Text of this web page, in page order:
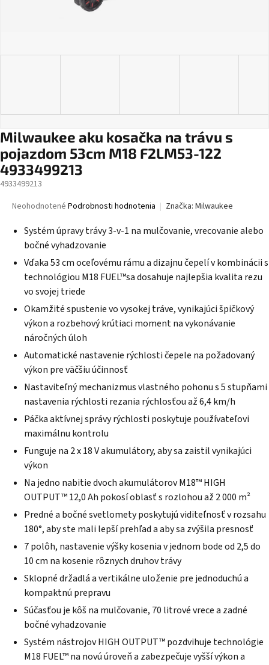
Milwaukee aku kosačka na trávu s
pojazdom 53cm M18 F2LM53-122
4933499213
4933499213
Priemerné
produktu
z
hviezdičiek.
Neohodnotené Podrobnosti hodnotenia Značka: Milwaukee
Systém úpravy trávy 3-v-1 na mulčovanie, vrecovanie alebo
bočné vyhadzovanie
Vďaka 53 cm oceľovému rámu a dizajnu čepelí v kombinácii s
technológiou M18 FUEL™sa dosahuje najlepšia kvalita rezu
vo svojej triede
Okamžité spustenie vo vysokej tráve, vynikajúci špičkový
výkon a rozbehový krútiaci moment na vykonávanie
náročných úloh
Automatické nastavenie rýchlosti čepele na požadovaný
výkon pre väčšiu účinnosť
Nastaviteľný mechanizmus vlastného pohonu s 5 stupňami
nastavenia rýchlosti rezania rýchlosťou až 6,4 km/h
Páčka aktívnej správy rýchlosti poskytuje používateľovi
maximálnu kontrolu
Funguje na 2 x 18 V akumulátory, aby sa zaistil vynikajúci
výkon
Na jedno nabitie dvoch akumulátorov M18™ HIGH
OUTPUT™ 12,0 Ah pokosí oblasť s rozlohou až 2 000 m²
Predné a bočné svetlomety poskytujú viditeľnosť v rozsahu
180°, aby ste mali lepší prehľad a aby sa zvýšila presnosť
7 polôh, nastavenie výšky kosenia v jednom bode od 2,5 do
10 cm na kosenie rôznych druhov trávy
Sklopné držadlá a vertikálne uloženie pre jednoduchú a
kompaktnú prepravu
Súčasťou je kôš na mulčovanie, 70 litrové vrece a zadné
bočné vyhadzovanie
Systém nástrojov HIGH OUTPUT™ pozdvihuje technológie
M18 FUEL™ na novú úroveň a zabezpečuje vyšší výkon a